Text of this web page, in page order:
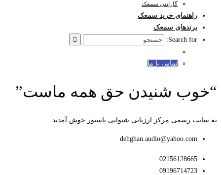
گارانتی سمعک
راهنمای خرید سمعک
برندهای سمعک
Search for:
تماس با ما
“خوب شنیدن حق همه ماست”
به سایت رسمی مرکز ارزیابی شنوایی پاستور خوش آمدید.
dehghan.audio@yahoo.com
02156128665
09196714723